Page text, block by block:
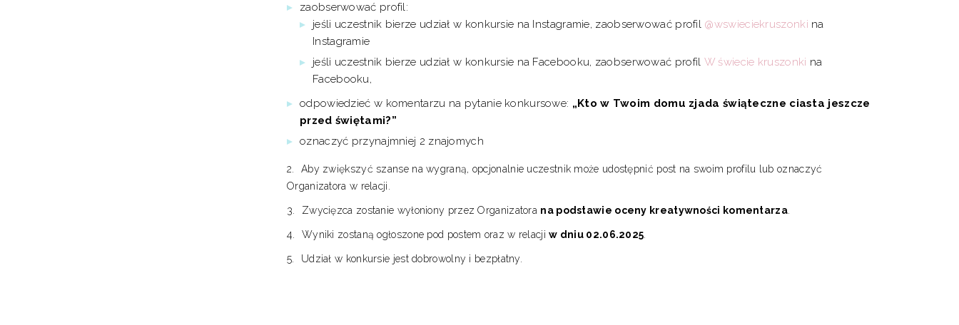
zaobserwować profil:
jeśli uczestnik bierze udział w konkursie na Instagramie, zaobserwować profil @wswieciekruszonki na
Instagramie
jeśli uczestnik bierze udział w konkursie na Facebooku, zaobserwować profil W świecie kruszonki na
Facebooku,
odpowiedzieć w komentarzu na pytanie konkursowe: „Kto w Twoim domu zjada świąteczne ciasta jeszcze
przed świętami?”
oznaczyć przynajmniej 2 znajomych
Aby zwiększyć szanse na wygraną, opcjonalnie uczestnik może udostępnić post na swoim profilu lub oznaczyć
Organizatora w relacji.
Zwycięzca zostanie wyłoniony przez Organizatora na podstawie oceny kreatywności komentarza.
Wyniki zostaną ogłoszone pod postem oraz w relacjiw dniu 02.06.2025
Udział w konkursie jest dobrowolny i bezpłatny.